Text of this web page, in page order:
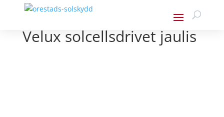
Velux solcellsdrivet jaulis